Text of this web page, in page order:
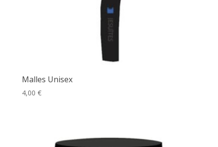
Malles Unisex
4,00 €